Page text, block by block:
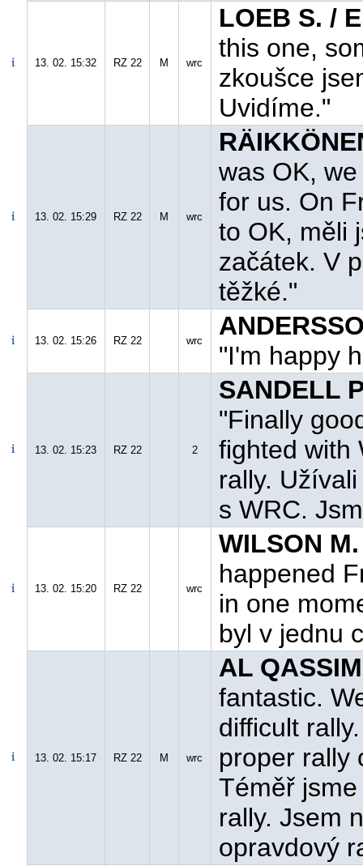
13. 02. 15:32 RZ 22 M wrc
LOEB S. /
this one,
zkoušce
Uvidíme."
13. 02. 15:29 RZ 22 M wrc
was OK,
for us. On
to OK, měli
začátek. V
těžké."
13. 02. 15:26 RZ 22 wrc
"I'm happy
13. 02. 15:23 RZ 22 2
SANDELL
"Finally
fighted with
rally.
s WRC.
13. 02. 15:20 RZ 22 wrc
WILSON
happened
in one
byl v jednu
13. 02. 15:17 RZ 22 M wrc
AL
fantastic.
difficult
proper rally
Téměř
rally. Jsem
opravdový